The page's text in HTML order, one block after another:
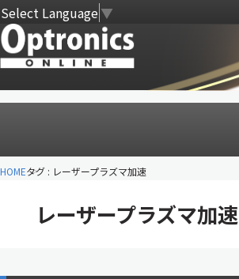
Select Language▼
HOMEタグ : レーザープラズマ加速
レーザープラズマ加速